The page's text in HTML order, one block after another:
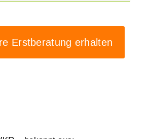
Erstberatung erhalten